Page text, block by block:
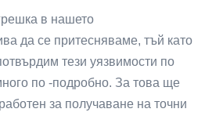
в нашето
да се притесняваме, тъй като
тези уязвимости по
по -подробно. За това ще
за получаване на точни